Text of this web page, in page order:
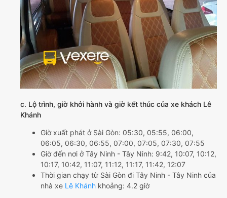
c. Lộ trình, giờ khởi hành và giờ kết thúc của xe khách Lê
Khánh
Giờ xuất phát ở Sài Gòn: 05:30, 05:55, 06:00,
06:05, 06:30, 06:55, 07:00, 07:05, 07:30, 07:55
Giờ đến nơi ở Tây Ninh - Tây Ninh: 9:42, 10:07, 10:12,
10:17, 10:42, 11:07, 11:12, 11:17, 11:42, 12:07
Thời gian chạy từ Sài Gòn đi Tây Ninh - Tây Ninh của
nhà xe Lê Khánh khoảng: 4.2 giờ